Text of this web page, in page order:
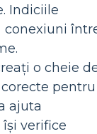
Indiciile
conexiuni
o cheie
pentru
ajuta
verifice